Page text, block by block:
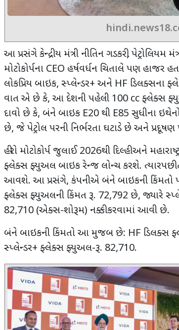
આ પ્રસંગે કેન્દ્રીય મંત્રી નીતિન ગડકરી,પેટ્રોલિયમ
મોટોકોર્પના CEO હર્ષવર્ધન ચિતાલે પણ હાજર
લોકપ્રિય બાઇક, સ્પ્લેન્ડર+ અને HF ડિલક્સના
વાત એ છે કે, આ દેશની પહેલી 100 cc ફ્લેક્સ
દાવો છે કે, બંને બાઇક E20 થી E85 સુધીના
છે, જે પેટ્રોલ પરની નિર્ભરતા ઘટાડે છે અને
હીરો મોટોકોર્પ જુલાઈ 2026થી દિલ્હી અને
ફ્લેક્સ ફ્યુઅલ બાઇક રેન્જ લોન્ચ કરશે.
આવશે. આ પ્રસંગે, કંપનીએ બંને બાઇકની કિંમતો
ફ્લેક્સ ફ્યુઅલની કિંમત રૂ. 72,792 છે, જ્યારે
82,710 (એક્સ-શોરૂમ) નક્કી કરવામાં આવી છે.
બંને બાઇકની કિંમતો આ મુજબ છે: HF ડિલક્સ
સ્પ્લેન્ડર+ ફ્લેક્સ ફ્યુઅલ-રૂ. 82,710.